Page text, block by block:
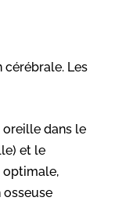
cérébrale. Les
oreille dans le
et le
optimale,